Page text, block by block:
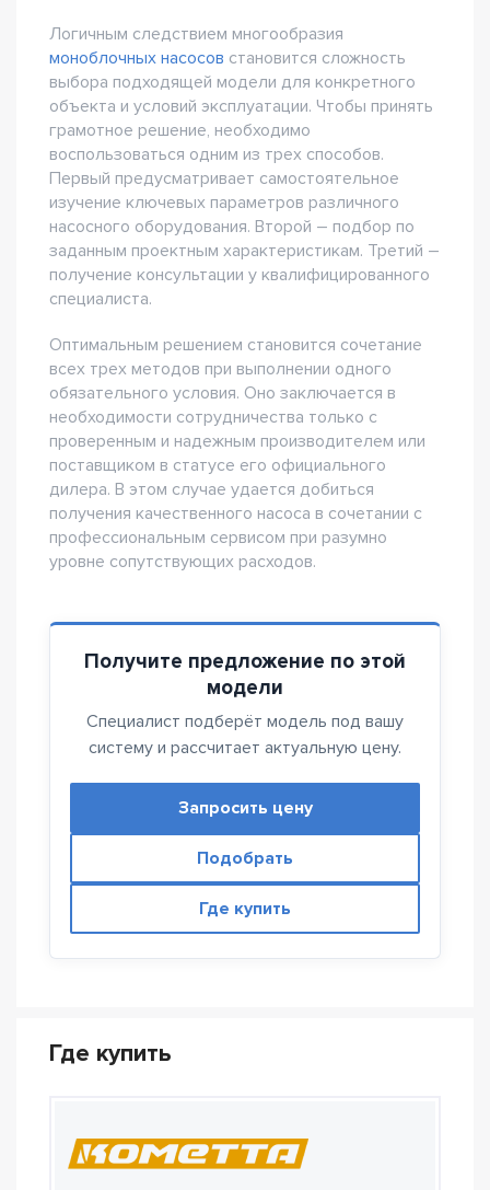
Логичным следствием многообразия
моноблочных насосов становится сложность
выбора подходящей модели для конкретного
объекта и условий эксплуатации. Чтобы принять
грамотное решение, необходимо
воспользоваться одним из трех способов.
Первый предусматривает самостоятельное
изучение ключевых параметров различного
насосного оборудования. Второй – подбор по
заданным проектным характеристикам. Третий –
получение консультации у квалифицированного
специалиста.
Оптимальным решением становится сочетание
всех трех методов при выполнении одного
обязательного условия. Оно заключается в
необходимости сотрудничества только с
проверенным и надежным производителем или
поставщиком в статусе его официального
дилера. В этом случае удается добиться
получения качественного насоса в сочетании с
профессиональным сервисом при разумно
уровне сопутствующих расходов.
Получите предложение по этой
модели
Специалист подберёт модель под вашу
систему и рассчитает актуальную цену.
Запросить цену
Подобрать
Где купить
Где купить